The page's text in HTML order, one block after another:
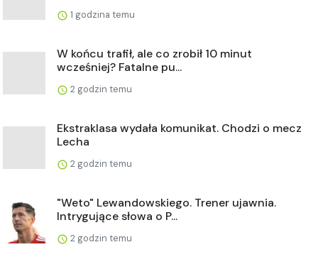
1 godzina temu
W końcu trafił, ale co zrobił 10 minut
wcześniej? Fatalne pu...
2 godzin temu
Ekstraklasa wydała komunikat. Chodzi o mecz
Lecha
2 godzin temu
"Weto" Lewandowskiego. Trener ujawnia.
Intrygujące słowa o P...
2 godzin temu